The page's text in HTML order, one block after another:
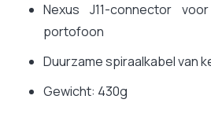
Nexus J11-connector
portofoon
Duurzame spiraalkabel van
Gewicht: 430g